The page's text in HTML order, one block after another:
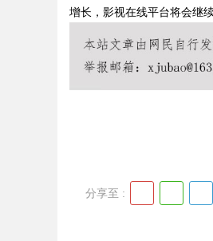
增长，影视在线平台将会继
分享至 :